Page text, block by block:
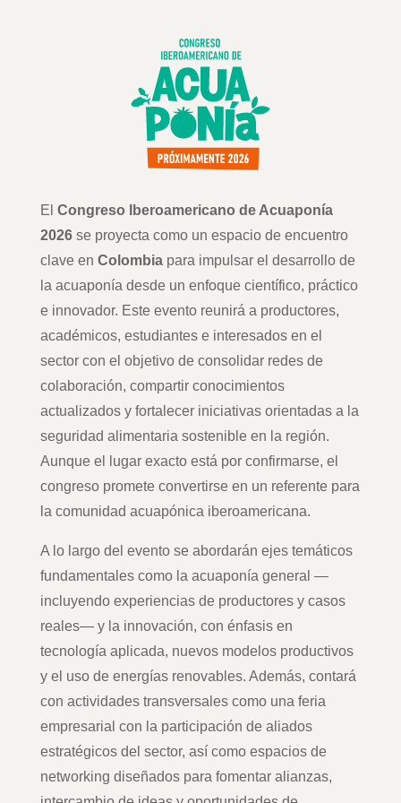
El Congreso Iberoamericano de Acuaponía
2026se proyecta como un espacio de encuentro
clave en Colombiapara impulsar el desarrollo de
la acuaponía desde un enfoque científico, práctico
e innovador. Este evento reunirá a productores,
académicos, estudiantes e interesados en el
sector con el objetivo de consolidar redes de
colaboración, compartir conocimientos
actualizados y fortalecer iniciativas orientadas a la
seguridad alimentaria sostenible en la región.
Aunque el lugar exacto está por confirmarse, el
congreso promete convertirse en un referente para
la comunidad acuapónica iberoamericana.
A lo largo del evento se abordarán ejes temáticos
fundamentales como la acuaponía general —
incluyendo experiencias de productores y casos
reales— y la innovación, con énfasis en
tecnología aplicada, nuevos modelos productivos
y el uso de energías renovables. Además, contará
con actividades transversales como una feria
empresarial con la participación de aliados
estratégicos del sector, así como espacios de
networking diseñados para fomentar alianzas,